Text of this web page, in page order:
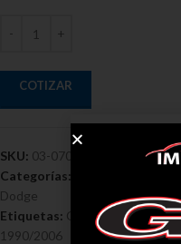
COTIZAR
SKU: 03-0703
Categorías:
Dodge
Etiquetas: Compensador
1990/2006